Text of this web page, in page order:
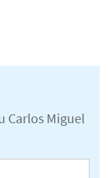
Carlos Miguel